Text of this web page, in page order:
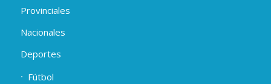
Provinciales
Nacionales
Deportes
Fútbol